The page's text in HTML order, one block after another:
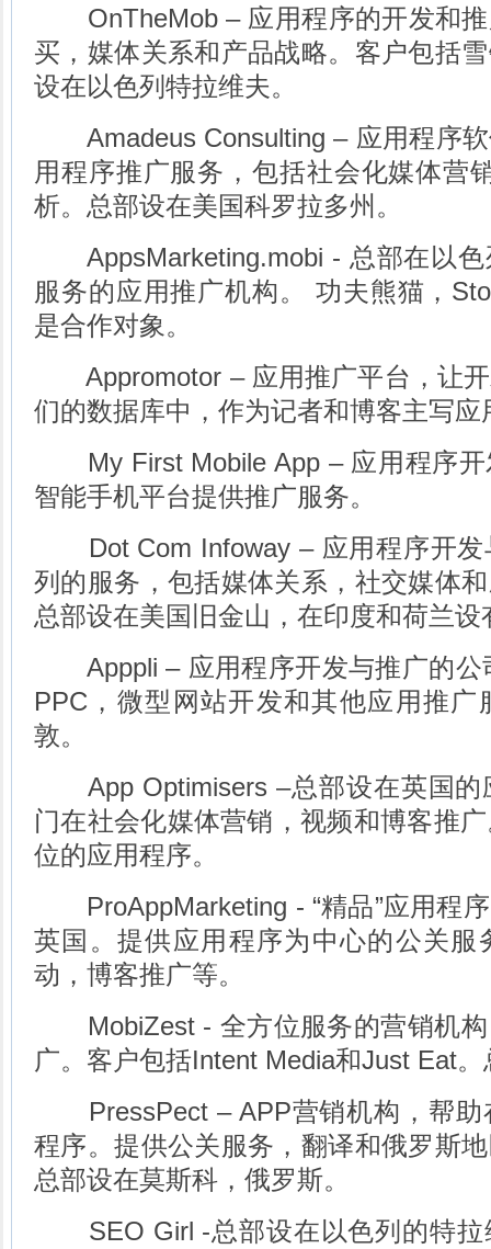
OnTheMob – 应用程序的开发和推
买，媒体关系和产品战略。客户包括
设在以色列特拉维夫。
Amadeus Consulting – 应用程序软
用程序推广服务，包括社会化媒体营
析。总部设在美国科罗拉多州。
AppsMarketing.mobi - 总部在以色
服务的应用推广机构。 功夫熊猫，
是合作对象。
Appromotor – 应用推广平台，让开
们的数据库中，作为记者和博客主写
My First Mobile App – 应用程序开
智能手机平台提供推广服务。
Dot Com Infoway – 应用程序开发
列的服务，包括媒体关系，社交媒体
总部设在美国旧金山，在印度和荷兰设
Apppli – 应用程序开发与推广的公
PPC，微型网站开发和其他应用推广
敦。
App Optimisers –总部设在英国的
门在社会化媒体营销，视频和博客推
位的应用程序。
ProAppMarketing - “精品”应用程
英国。提供应用程序为中心的公关服
动，博客推广等。
MobiZest - 全方位服务的营销机构
广。客户包括Intent Media和Just Eat
PressPect – APP营销机构，帮助
程序。提供公关服务，翻译和俄罗斯
总部设在莫斯科，俄罗斯。
SEO Girl -总部设在以色列的特拉